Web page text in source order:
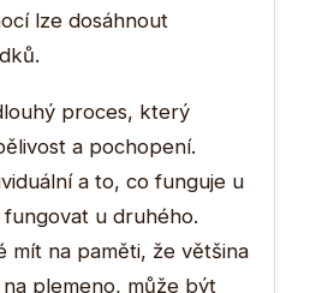
lze dosáhnout
proces, který
a pochopení.
a to, co funguje u
u druhého.
mít na paměti, že většina
plemeno, může být